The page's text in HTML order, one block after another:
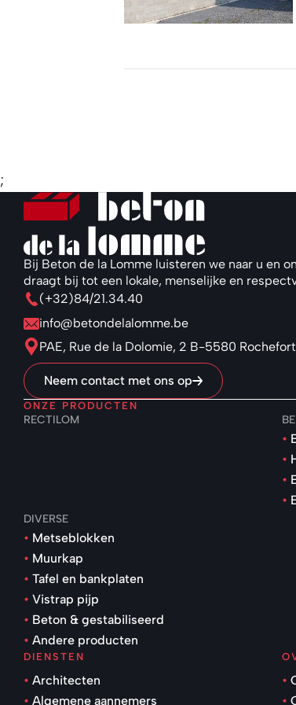
;
Bij Beton de la Lomme luisteren we naar u en
draagt bij tot een lokale, menselijke en
(+32)84/21.34.40
info@betondelalomme.be
PAE, Rue de la Dolomie, 2 B-5580 Rochefort
Neem contact met ons op
ONZE PRODUCTEN
RECTILOM
DIVERSE
Metseblokken
Muurkap
Tafel en bankplaten
Vistrap pijp
Beton & gestabiliseerd
Andere producten
DIENSTEN
Architecten
Algemene aannemers